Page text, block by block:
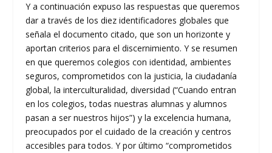
Y a continuación expuso las respuestas que queremos
dar a través de los diez identificadores globales que
señala el documento citado, que son un horizonte y
aportan criterios para el discernimiento. Y se resumen
en que queremos colegios con identidad, ambientes
seguros, comprometidos con la justicia, la ciudadanía
global, la interculturalidad, diversidad (“Cuando entran
en los colegios, todas nuestras alumnas y alumnos
pasan a ser nuestros hijos”) y la excelencia humana,
preocupados por el cuidado de la creación y centros
accesibles para todos. Y por último “comprometidos